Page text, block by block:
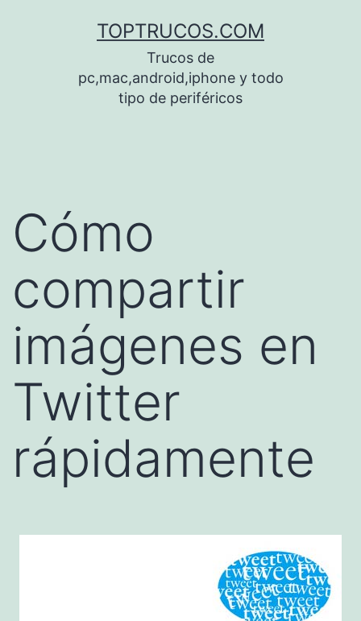
TOPTRUCOS.COM
Trucos de
pc,mac,android,iphone y todo
tipo de periféricos
Cómo
compartir
imágenes en
Twitter
rápidamente